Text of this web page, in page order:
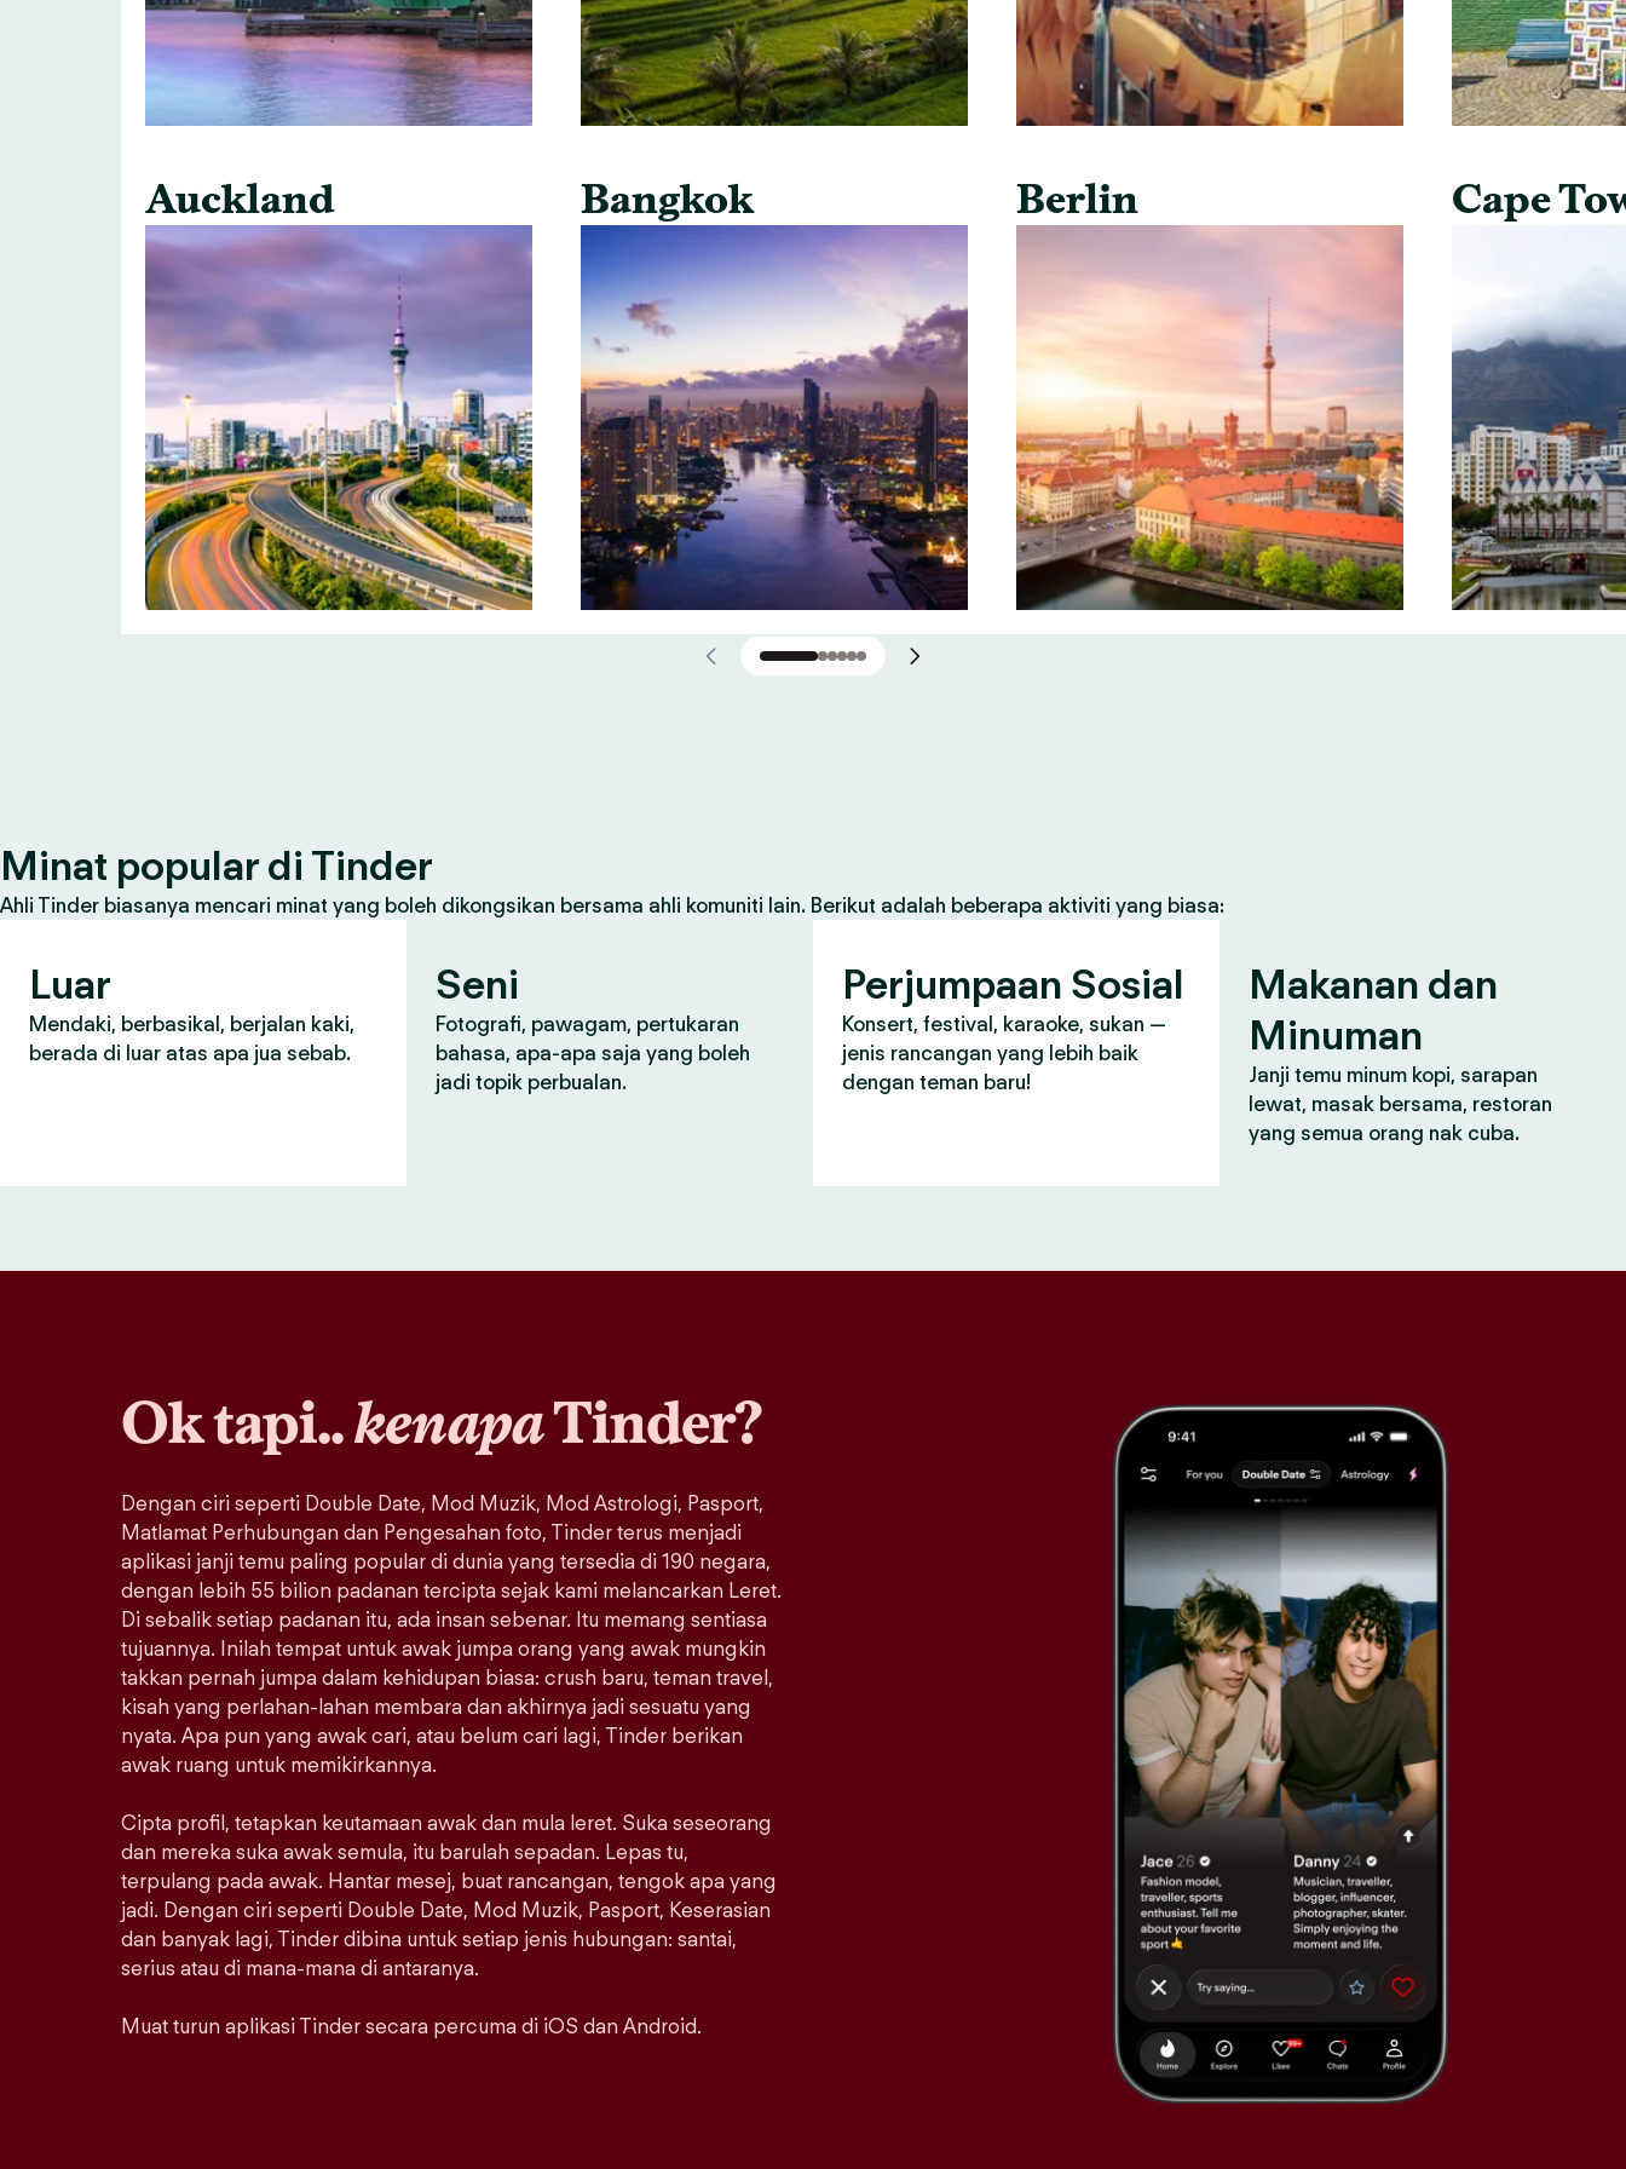
Auckland Bangkok Berlin Cape
Minat popular di Tinder
Ahli Tinder biasanya mencari minat yang boleh dikongsikan bersama ahli komuniti lain. Berikut adalah beberapa aktiviti yang biasa:
Luar
Mendaki, berbasikal, berjalan kaki,
berada di luar atas apa jua sebab.
Seni
Fotografi, pawagam, pertukaran
bahasa, apa-apa saja yang boleh
jadi topik perbualan.
Perjumpaan Sosial
Konsert, festival, karaoke, sukan —
jenis rancangan yang lebih baik
dengan teman baru!
Makanan dan
Minuman
Janji temu minum kopi, sarapan
lewat, masak bersama, restoran
yang semua orang nak cuba.
Ok tapi..kenapaTinder?
Dengan ciri seperti Double Date, Mod Muzik, Mod Astrologi, Pasport,
Matlamat Perhubungan dan Pengesahan foto, Tinder terus menjadi
aplikasi janji temu paling popular di dunia yang tersedia di 190 negara,
dengan lebih 55 bilion padanan tercipta sejak kami melancarkan Leret.
Di sebalik setiap padanan itu, ada insan sebenar. Itu memang sentiasa
tujuannya. Inilah tempat untuk awak jumpa orang yang awak mungkin
takkan pernah jumpa dalam kehidupan biasa: crush baru, teman travel,
kisah yang perlahan-lahan membara dan akhirnya jadi sesuatu yang
nyata. Apa pun yang awak cari, atau belum cari lagi, Tinder berikan
awak ruang untuk memikirkannya.
Cipta profil, tetapkan keutamaan awak dan mula leret. Suka seseorang
dan mereka suka awak semula, itu barulah sepadan. Lepas tu,
terpulang pada awak. Hantar mesej, buat rancangan, tengok apa yang
jadi. Dengan ciri seperti Double Date, Mod Muzik, Pasport, Keserasian
dan banyak lagi, Tinder dibina untuk setiap jenis hubungan: santai,
serius atau di mana-mana di antaranya.
Muat turun aplikasi Tinder secara percuma di iOS dan Android.